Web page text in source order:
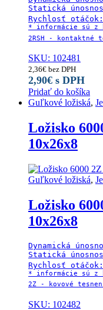
Statická
Rychlosť
* informácie sú z
2RSH - kontaktné
SKU: 102481
2,36€ bez DPH
2,90€ s DPH
Pridať do košíka
Guľkové ložiská,
Ložisko
10x26x8
Guľkové ložiská,
Ložisko
10x26x8
Dynamická
Statická
Rychlosť
* informácie sú z
SKU: 102482